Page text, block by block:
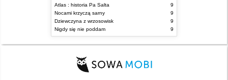
Atlas : historia Pa Salta
9
Nocami krzyczą sarny
9
Dziewczyna z wrzosowisk
9
Nigdy się nie poddam
9